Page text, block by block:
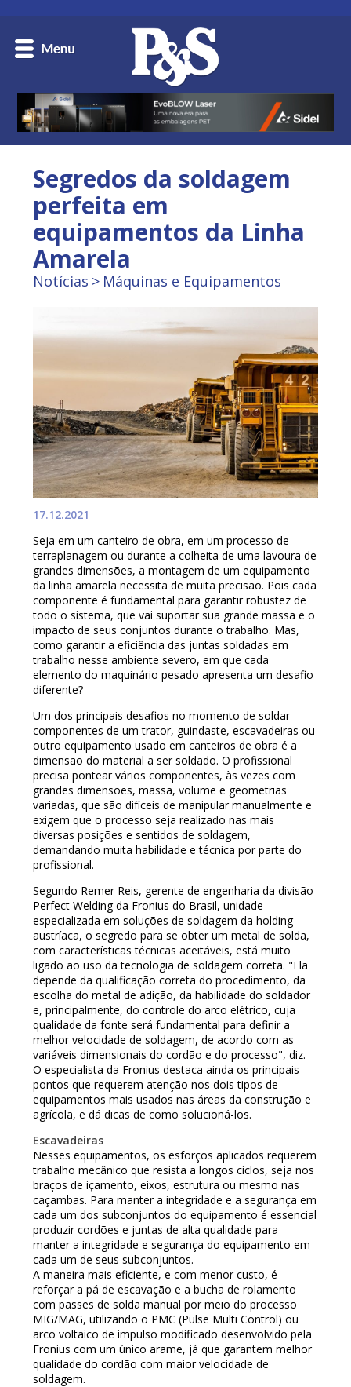
Segredos da soldagem
perfeita em
equipamentos da Linha
Amarela
Notícias Máquinas e Equipamentos
17.12.2021
Seja em um canteiro de obra, em um processo de
terraplanagem ou durante a colheita de uma lavoura de
grandes dimensões, a montagem de um equipamento
da linha amarela necessita de muita precisão. Pois cada
componente é fundamental para garantir robustez de
todo o sistema, que vai suportar sua grande massa e o
impacto de seus conjuntos durante o trabalho. Mas,
como garantir a eficiência das juntas soldadas em
trabalho nesse ambiente severo, em que cada
elemento do maquinário pesado apresenta um desafio
diferente?
Um dos principais desafios no momento de soldar
componentes de um trator, guindaste, escavadeiras ou
outro equipamento usado em canteiros de obra é a
dimensão do material a ser soldado. O profissional
precisa pontear vários componentes, às vezes com
grandes dimensões, massa, volume e geometrias
variadas, que são difíceis de manipular manualmente e
exigem que o processo seja realizado nas mais
diversas posições e sentidos de soldagem,
demandando muita habilidade e técnica por parte do
profissional.
Segundo Remer Reis, gerente de engenharia da divisão
Perfect Welding da Fronius do Brasil, unidade
especializada em soluções de soldagem da holding
austríaca, o segredo para se obter um metal de solda,
com características técnicas aceitáveis, está muito
ligado ao uso da tecnologia de soldagem correta. "Ela
depende da qualificação correta do procedimento, da
escolha do metal de adição, da habilidade do soldador
e, principalmente, do controle do arco elétrico, cuja
qualidade da fonte será fundamental para definir a
melhor velocidade de soldagem, de acordo com as
variáveis dimensionais do cordão e do processo", diz.
O especialista da Fronius destaca ainda os principais
pontos que requerem atenção nos dois tipos de
equipamentos mais usados nas áreas da construção e
agrícola, e dá dicas de como solucioná-los.
Escavadeiras
Nesses equipamentos, os esforços aplicados requerem
trabalho mecânico que resista a longos ciclos, seja nos
braços de içamento, eixos, estrutura ou mesmo nas
caçambas. Para manter a integridade e a segurança em
cada um dos subconjuntos do equipamento é essencial
produzir cordões e juntas de alta qualidade para
manter a integridade e segurança do equipamento em
cada um de seus subconjuntos.
A maneira mais eficiente, e com menor custo, é
reforçar a pá de escavação e a bucha de rolamento
com passes de solda manual por meio do processo
MIG/MAG, utilizando o PMC (Pulse Multi Control) ou
arco voltaico de impulso modificado desenvolvido pela
Fronius com um único arame, já que garantem melhor
qualidade do cordão com maior velocidade de
soldagem.